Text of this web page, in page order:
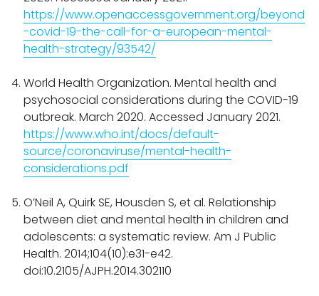
https://www.openaccessgovernment.org/beyond
-covid-19-the-call-for-a-european-mental-
health-strategy/93542/
World Health Organization. Mental health and
psychosocial considerations during the COVID-19
outbreak. March 2020. Accessed January 2021.
https://www.who.int/docs/default-
source/coronaviruse/mental-health-
considerations.pdf
O’Neil A, Quirk SE, Housden S, et al. Relationship
between diet and mental health in children and
adolescents: a systematic review. Am J Public
Health. 2014;104(10):e31-e42.
doi:10.2105/AJPH.2014.302110